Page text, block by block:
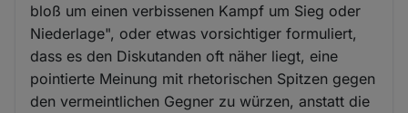
bloß um einen verbissenen Kampf um Sieg oder
Niederlage", oder etwas vorsichtiger formuliert,
dass es den Diskutanden oft näher liegt, eine
pointierte Meinung mit rhetorischen Spitzen gegen
den vermeintlichen Gegner zu würzen, anstatt die